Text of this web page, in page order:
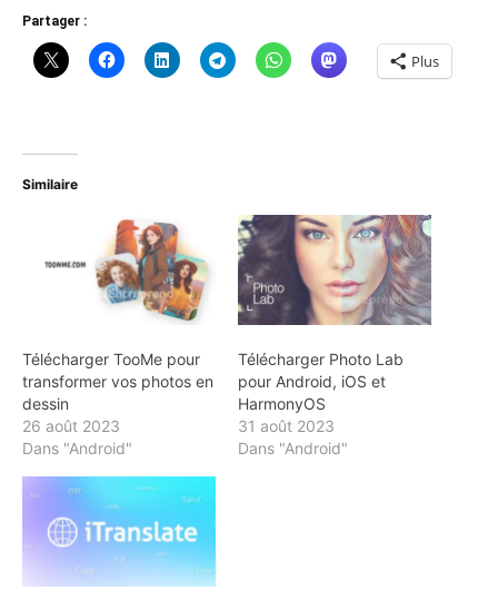
Partager :
Plus
Similaire
Télécharger TooMe pour
transformer vos photos en
dessin
26 août 2023
Dans "Android"
Télécharger Photo Lab
pour Android, iOS et
HarmonyOS
31 août 2023
Dans "Android"